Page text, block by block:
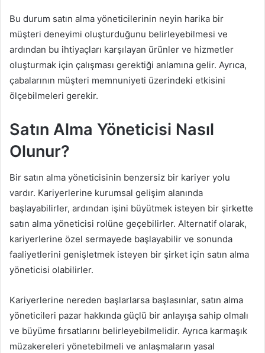
Bu durum satın alma yöneticilerinin neyin harika bir
müşteri deneyimi oluşturduğunu belirleyebilmesi ve
ardından bu ihtiyaçları karşılayan ürünler ve hizmetler
oluşturmak için çalışması gerektiği anlamına gelir. Ayrıca,
çabalarının müşteri memnuniyeti üzerindeki etkisini
ölçebilmeleri gerekir.
Satın Alma Yöneticisi Nasıl
Olunur?
Bir satın alma yöneticisinin benzersiz bir kariyer yolu
vardır. Kariyerlerine kurumsal gelişim alanında
başlayabilirler, ardından işini büyütmek isteyen bir şirkette
satın alma yöneticisi rolüne geçebilirler. Alternatif olarak,
kariyerlerine özel sermayede başlayabilir ve sonunda
faaliyetlerini genişletmek isteyen bir şirket için satın alma
yöneticisi olabilirler.
Kariyerlerine nereden başlarlarsa başlasınlar, satın alma
yöneticileri pazar hakkında güçlü bir anlayışa sahip olmalı
ve büyüme fırsatlarını belirleyebilmelidir. Ayrıca karmaşık
müzakereleri yönetebilmeli ve anlaşmaların yasal